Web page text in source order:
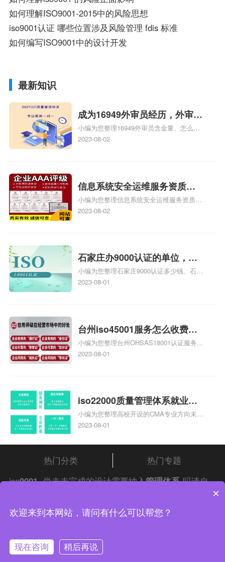
如何理解ISO9001-2015中的风险思想
iso9001认证 哪些位置涉及风险管理 fdis 标准
如何编写ISO9001中的设计开发
最新知识
成为16949外审员经历，外审员
16949
小编为您整理16949外审员含金量、怎么才
能成为注册的TS16949:2009的外审员、我
2023-08-02
信息系统安全运维服务资质二
级费用，信息系统安全运维服
务资质二级
小编为您整理信息系统安全运维服务资质认
证证书机构有哪些、安全运维服务资质的费
体系认证知识，详情可查看下方正文！
2023-08-02
石家庄办9000认证的单位，石
家庄9000认证的公司
小编为您整理石家庄9000认证多少钱、石家
庄9000认证价格多少钱、石家庄9000认证
2023-08-01
台州iso45001服务怎么收费，
台州iso45001认证服务怎么收
费
小编为您整理台州OHSAS18001认证服务中
心哪家收费便宜、台州ISO9000认证，哪个
标准是什么相关iso体系认证知识，详情可
查看下方正文！
2023-08-01
iso22000质量管理体系就业方
向，质量管理与认证就业方向
小编为您整理高校开设的CMA专业方向未来
就业前景及就业方向如何、cma就业方向有
和cma未来就业方向、大学生考完cma，就
哪些就业方向相关iso体系认证知识，详情
可查看下方正文！
2023-08-01
热门分类
热门专题
iso9001 尚未未完成的设计需要纳入管理体系 吗请自
中证集团体系认证 版权所有 Copyright © 2022
渝公网安备 50010502003954号
联系我们
×
欢迎来到本网站，请问有什么可以帮您？
现在咨询 稍后再说